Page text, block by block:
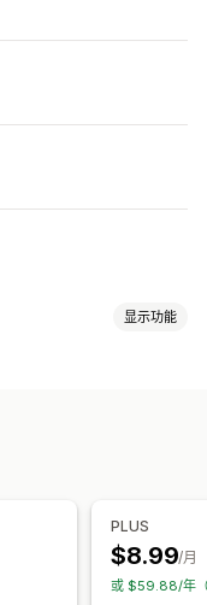
显示功能
PLUS
$8.99/月
或 $59.88/年